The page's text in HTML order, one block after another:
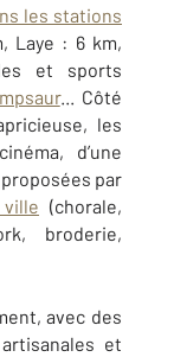
les stations
Laye : 6 km,
et sports
... Côté
les
d’une
par
(chorale,
broderie,
avec des
et